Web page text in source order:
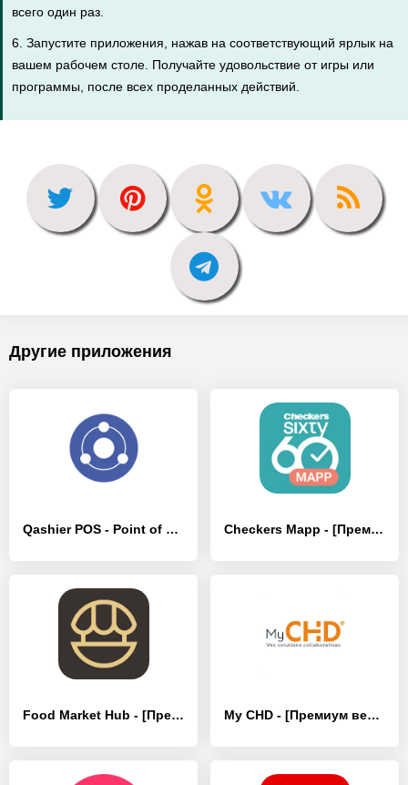
всего один раз.
6. Запустите приложения, нажав на соответствующий ярлык на
вашем рабочем столе. Получайте удовольствие от игры или
программы, после всех проделанных действий.
Другие приложения
Qashier POS - Point of Sale - [Премиум версия] Checkers Mapp - [Премиум версия]
Food Market Hub - [Премиум версия] My CHD - [Премиум версия]